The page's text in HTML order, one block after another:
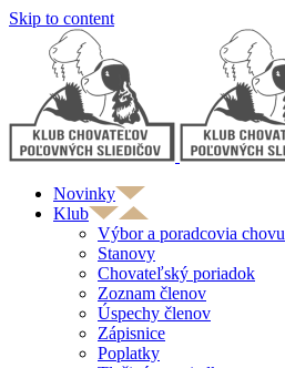
Skip to content
Novinky
Klub
Výbor a poradcovia chovu
Stanovy
Chovateľský poriadok
Zoznam členov
Úspechy členov
Zápisnice
Poplatky